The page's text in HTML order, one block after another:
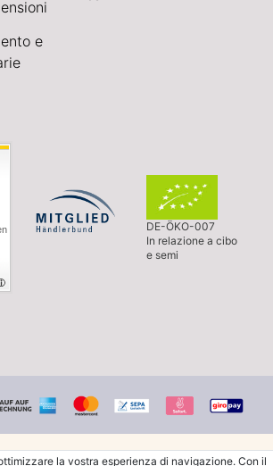
e
DE-ÖKO-007
In relazione a cibo
e semi
la vostra esperienza di navigazione. Con il